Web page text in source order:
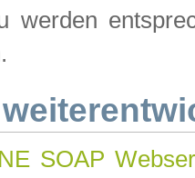
werden
SOAP